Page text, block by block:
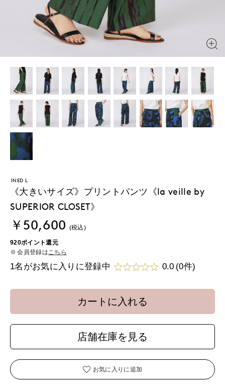
INED L
《大きいサイズ》プリントパンツ《la veille by
SUPERIOR CLOSET》
￥50,600 (税込)
920ポイント還元
会員登録は こちら
1名がお気に入りに登録中 0.0 (0件)
カートに入れる
店舗在庫を見る
お気に入りに追加